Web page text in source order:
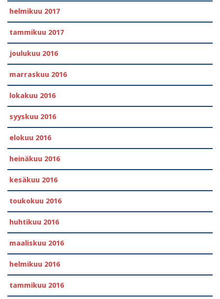
helmikuu 2017
tammikuu 2017
joulukuu 2016
marraskuu 2016
lokakuu 2016
syyskuu 2016
elokuu 2016
heinäkuu 2016
kesäkuu 2016
toukokuu 2016
huhtikuu 2016
maaliskuu 2016
helmikuu 2016
tammikuu 2016